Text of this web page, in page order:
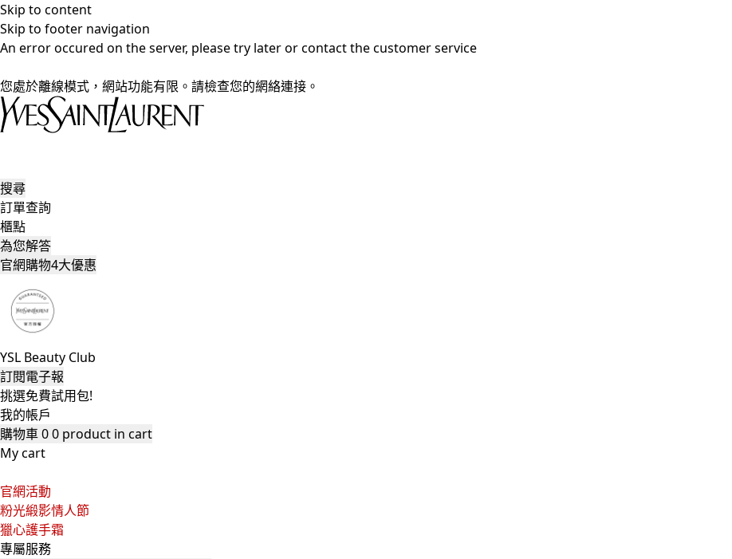
Skip to content
Skip to footer navigation
An error occured on the server, please try later or contact the customer service
您處於離線模式，網站功能有限。請檢查您的網絡連接。
搜尋
訂單查詢
櫃點
為您解答
官網購物4大優惠
YSL Beauty Club
訂閱電子報
挑選免費試用包!
我的帳戶
購物車00 product in cart
My cart
官網活動
粉光緞影情人節
獵心護手霜
專屬服務